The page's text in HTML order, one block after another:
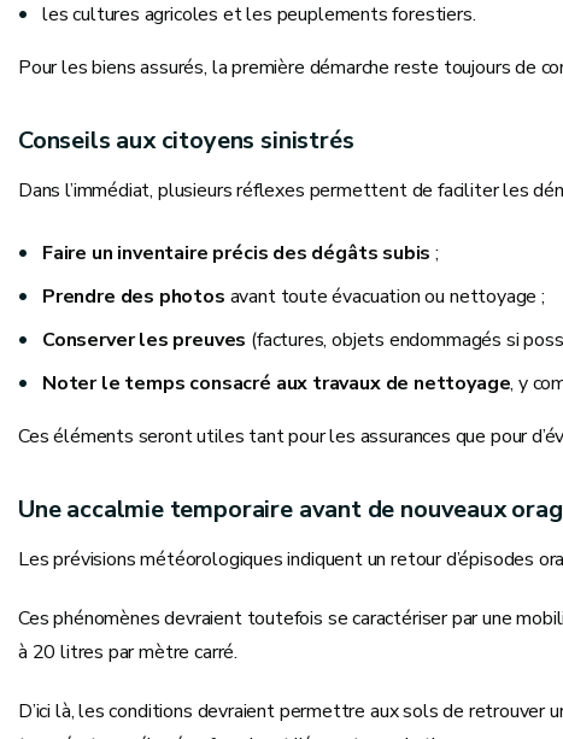
les cultures agricoles et les peuplements forestiers.
Pour les biens assurés, la première démarche reste toujours de
Conseils aux citoyens sinistrés
Dans l’immédiat, plusieurs réflexes permettent de faciliter les
Faire un inventaire précis des dégâts subis ;
Prendre des photos avant toute évacuation ou nettoyage ;
Conserver les preuves (factures, objets endommagés si
Noter le temps consacré aux travaux de nettoyage, y
Ces éléments seront utiles tant pour les assurances que pour
Une accalmie temporaire avant de nouveaux
Les prévisions météorologiques indiquent un retour d’épisodes
Ces phénomènes devraient toutefois se caractériser par une
à 20 litres par mètre carré.
D’ici là, les conditions devraient permettre aux sols de retrouver